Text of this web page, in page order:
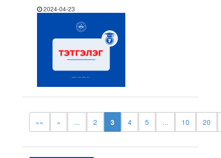
2024-04-23
«« « ... 2 3 4 5 ... 10 20